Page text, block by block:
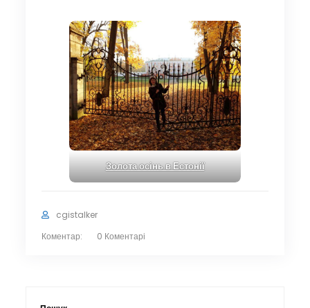
Золота осінь в Естонії
cgistalker
Коментар:
0 Коментарі